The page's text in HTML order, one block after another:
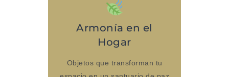
Armonía en el
Hogar
Objetos que transforman tu